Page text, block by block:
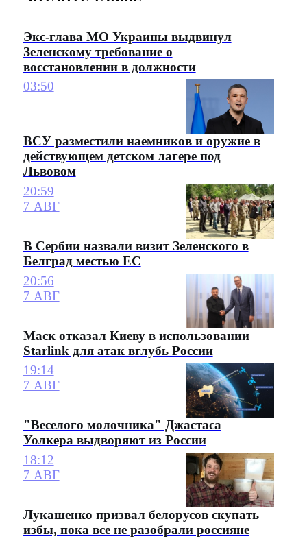
Экс-глава МО Украины выдвинул
Зеленскому требование о
восстановлении в должности
03:50
ВСУ разместили наемников и оружие в
действующем детском лагере под
Львовом
20:59
7 АВГ
В Сербии назвали визит Зеленского в
Белград местью ЕС
20:56
7 АВГ
Маск отказал Киеву в использовании
Starlink для атак вглубь России
19:14
7 АВГ
"Веселого молочника" Джастаса
Уолкера выдворяют из России
18:12
7 АВГ
Лукашенко призвал белорусов скупать
избы, пока все не разобрали россияне